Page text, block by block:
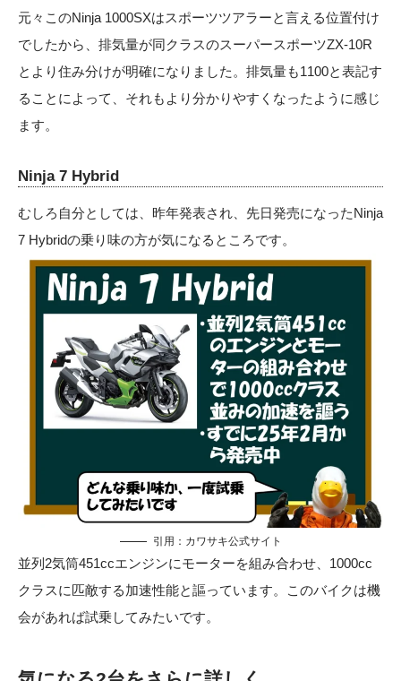
元々このNinja 1000SXはスポーツツアラーと言える位置付け
でしたから、排気量が同クラスのスーパースポーツZX-10R
とより住み分けが明確になりました。排気量も1100と表記す
ることによって、それもより分かりやすくなったように感じ
ます。
Ninja 7 Hybrid
むしろ自分としては、昨年発表され、先日発売になったNinja
7 Hybridの乗り味の方が気になるところです。
引用： カワサキ公式サイト
並列2気筒451ccエンジンにモーターを組み合わせ、1000cc
クラスに匹敵する加速性能と謳っています。このバイクは機
会があれば試乗してみたいです。